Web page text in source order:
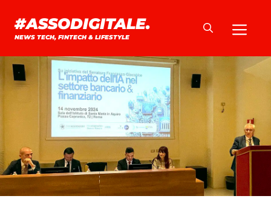
contenuto
#ASSODIGITALE.
NEWS TECH, FINTECH & LIFESTYLE